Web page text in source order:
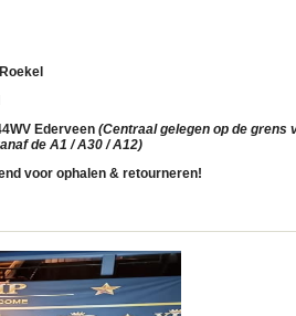
Ederveen (Centraal gelegen op de grens
de A1 / A30 / A12)
voor ophalen & retourneren!